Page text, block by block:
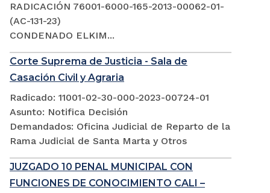
RADICACIÓN 76001-6000-165-2013-00062-01-
(AC-131-23)
CONDENADO ELKIM...
Corte Suprema de Justicia - Sala de
Casación Civil y Agraria
Radicado: 11001-02-30-000-2023-00724-01
Asunto: Notifica Decisión
Demandados: Oficina Judicial de Reparto de la
Rama Judicial de Santa Marta y Otros
JUZGADO 10 PENAL MUNICIPAL CON
FUNCIONES DE CONOCIMIENTO CALI –